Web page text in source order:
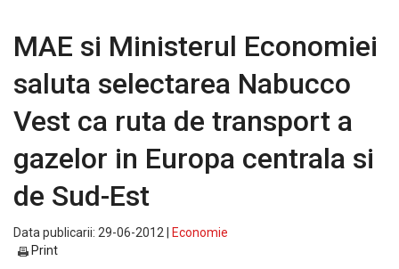
MAE si Ministerul Economiei
saluta selectarea Nabucco
Vest ca ruta de transport a
gazelor in Europa centrala si
de Sud-Est
Data publicarii: 29-06-2012 |
Economie
Print